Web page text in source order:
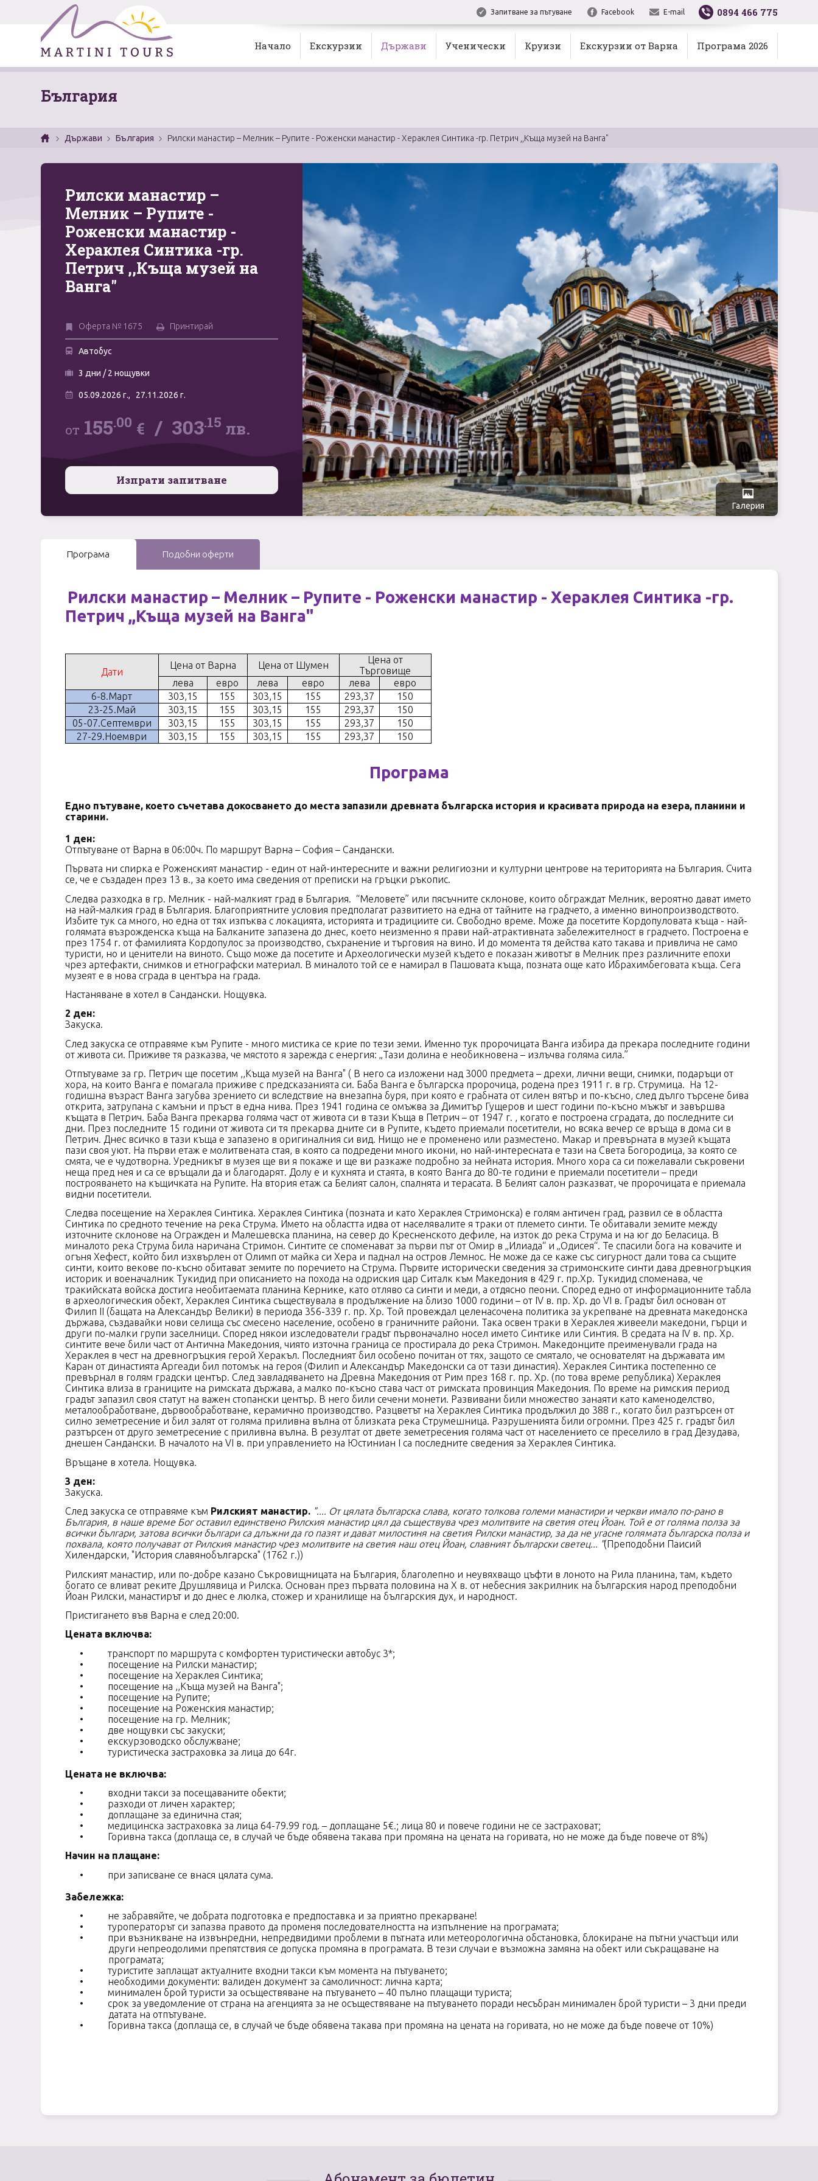
Запитване за пътуване Facebook E-mail 0894 466 775
Начало Екскурзии Държави Ученически Круизи Екскурзии от Варна Програма 2026
България
Държави България Рилски манастир – Мелник – Рупите - Роженски манастир - Хераклея Синтика -гр. Петрич ,,Къща музей на Ванга"
Рилски манастир –
Мелник – Рупите -
Роженски манастир -
Хераклея Синтика -гр.
Петрич ,,Къща музей на
Ванга"
Оферта № 1675 Принтирай
Автобус
3 дни / 2 нощувки
05.09.2026 г., 27.11.2026 г.
от 155.00 € / 303.15 лв.
Изпрати запитване
Галерия
Програма Подобни оферти
Рилски манастир – Мелник – Рупите - Роженски манастир - Хераклея Синтика -гр.
Петрич ,,Къща музей на Ванга"
Дати
Цена от Варна Цена от Шумен
Цена от
Търговище
лева
евро лева евро лева
евро
6-8.Март
303,15 155 303,15 155 293,37
150
23-25.Май
303,15 155 303,15 155 293,37
150
05-07.Септември
303,15 155 303,15 155 293,37
150
27-29.Ноември
303,15 155 303,15 155 293,37 150
Програма
Едно пътуване, което съчетава докосването до места запазили древната българска история и красивата природа на езера, планини и
старини.
1 ден:
Отпътуване от Варна в 06:00ч. По маршрут Варна – София – Сандански.
Първата ни спирка е Роженският манастир - един от най-интересните и важни религиозни и културни центрове на територията на България. Счита
се, че е създаден през 13 в., за което има сведения от преписки на гръцки ръкопис.
Следва разходка в гр. Мелник - най-малкият град в България. “Меловете” или пясъчните склонове, които обграждат Мелник, вероятно дават името
на най-малкия град в България. Благоприятните условия предполагат развитието на една от тайните на градчето, а именно винопроизводството.
Избите тук са много, но една от тях изпъква с локацията, историята и традициите си. Свободно време. Може да посетите Кордопуловата къща - най-
голямата възрожденска къща на Балканите запазена до днес, което неизменно я прави най-атрактивната забележителност в градчето. Построена е
през 1754 г. от фамилията Кордопулос за производство, съхранение и търговия на вино. И до момента тя действа като такава и привлича не само
туристи, но и ценители на виното. Също може да посетите и Археологически музей където е показан животът в Мелник през различните епохи
чрез артефакти, снимков и етнографски материал. В миналото той се е намирал в Пашовата къща, позната още като Ибрахимбеговата къща. Сега
музеят е в нова сграда в центъра на града.
Настаняване в хотел в Сандански. Нощувка.
2 ден:
Закуска.
След закуска се отправяме към Рупите - много мистика се крие по тези земи. Именно тук пророчицата Ванга избира да прекара последните години
от живота си. Приживе тя разказва, че мястото я зарежда с енергия: „Тази долина е необикновена – излъчва голяма сила.”
Отпътуваме за гр. Петрич ще посетим ,,Къща музей на Ванга" ( В него са изложени над 3000 предмета – дрехи, лични вещи, снимки, подаръци от
хора, на които Ванга е помагала приживе с предсказанията си. Баба Ванга е българска пророчица, родена през 1911 г. в гр. Струмица. На 12-
годишна възраст Ванга загубва зрението си вследствие на внезапна буря, при която е грабната от силен вятър и по-късно, след дълго търсене бива
открита, затрупана с камъни и пръст в една нива. През 1941 година се омъжва за Димитър Гущеров и шест години по-късно мъжът и завършва
къщата в Петрич. Баба Ванга прекарва голяма част от живота си в тази Къща в Петрич – от 1947 г. , когато е построена сградата, до последните си
дни. През последните 15 години от живота си тя прекарва дните си в Рупите, където приемали посетители, но всяка вечер се връща в дома си в
Петрич. Днес всичко в тази къща е запазено в оригиналния си вид. Нищо не е променено или разместено. Макар и превърната в музей къщата
пази своя уют. На първи етаж е молитвената стая, в която са подредени много икони, но най-интересната е тази на Света Богородица, за която се
смята, че е чудотворна. Уредникът в музея ще ви я покаже и ще ви разкаже подробно за нейната история. Много хора са си пожелавали съкровени
неща пред нея и са се връщали да и благодарят. Долу е и кухнята и стаята, в която Ванга до 80-те години е приемали посетители – преди
построяването на къщичката на Рупите. На втория етаж са Белият салон, спалнята и терасата. В Белият салон разказват, че пророчицата е приемала
видни посетители.
Следва посещение на Хераклея Синтика. Хераклея Синтика (позната и като Хераклея Стримонска) е голям античен град, развил се в областта
Синтика по средното течение на река Струма. Името на областта идва от населявалите я траки от племето синти. Те обитавали земите между
източните склонове на Огражден и Малешевска планина, на север до Кресненското дефиле, на изток до река Струма и на юг до Беласица. В
миналото река Струма била наричана Стримон. Синтите се споменават за първи път от Омир в „Илиада“ и „Одисея“. Те спасили бога на ковачите и
огъня Хефест, който бил изхвърлен от Олимп от майка си Хера и паднал на остров Лемнос. Не може да се каже със сигурност дали това са същите
синти, които векове по-късно обитават земите по поречието на Струма. Първите исторически сведения за стримонските синти дава древногръцкия
историк и военачалник Тукидид при описанието на похода на одриския цар Ситалк към Македония в 429 г. пр.Хр. Тукидид споменава, че
тракийската войска достига необитаемата планина Кернике, като отляво са синти и меди, а отдясно пеони. Според едно от информационните табла
в археологическия обект, Хераклея Синтика съществувала в продължение на близо 1000 години – от IV в. пр. Хр. до VI в. Градът бил основан от
Филип ІІ (бащата на Александър Велики) в периода 356-339 г. пр. Хр. Той провеждал целенасочена политика за укрепване на древната македонска
държава, създавайки нови селища със смесено население, особено в граничните райони. Така освен траки в Хераклея живеели македони, гърци и
други по-малки групи заселници. Според някои изследователи градът първоначално носел името Синтике или Синтия. В средата на ІV в. пр. Хр.
синтите вече били част от Антична Македония, чиято източна граница се простирала до река Стримон. Македонците преименували града на
Хераклея в чест на древногръцкия герой Херакъл. Последният бил особено почитан от тях, защото се смятало, че основателят на държавата им
Каран от династията Аргеади бил потомък на героя (Филип и Александър Македонски са от тази династия). Хераклея Синтика постепенно се
превърнал в голям градски център. След завладяването на Древна Македония от Рим през 168 г. пр. Хр. (по това време република) Хераклея
Синтика влиза в границите на римската държава, а малко по-късно става част от римската провинция Македония. По време на римския период
градът запазил своя статут на важен стопански център. В него били сечени монети. Развивани били множество занаяти като каменоделство,
металообработване, дървообработване, керамично производство. Разцветът на Хераклея Синтика продължил до 388 г., когато бил разтърсен от
силно земетресение и бил залят от голяма приливна вълна от близката река Струмешница. Разрушенията били огромни. През 425 г. градът бил
разтърсен от друго земетресение с приливна вълна. В резултат от двете земетресения голяма част от населението се преселило в град Дезудава,
днешен Сандански. В началото на VІ в. при управлението на Юстиниан І са последните сведения за Хераклея Синтика.
Връщане в хотела. Нощувка.
3 ден:
Закуска.
След закуска се отправяме към Рилският манастир. ".... От цялата българска слава, когато толкова големи манастири и черкви имало по-рано в
България, в наше време Бог оставил единствено Рилския манастир цял да съществува чрез молитвите на светия отец Йоан. Той е от голяма полза за
всички българи, затова всички българи са длъжни да го пазят и дават милостиня на светия Рилски манастир, за да не угасне голямата българска полза и
похвала, която получават от Рилския манастир чрез молитвите на светия наш отец Йоан, славният български светец... "(Преподобни Паисий
Хилендарски, "История славянобългарска" (1762 г.))
Рилският манастир, или по-добре казано Съкровищницата на България, благолепно и неувяхващо цъфти в лоното на Рила планина, там, където
богато се вливат реките Друшлявица и Рилска. Основан през първата половина на Х в. от небесния закрилник на българския народ преподобни
Йоан Рилски, манастирът и до днес е люлка, стожер и хранилище на българския дух, и народност.
Пристигането във Варна е след 20:00.
Цената включва:
•
транспорт по маршрута с комфортен туристически автобус 3*;
•
посещение на Рилски манастир;
•
посещение на Хераклея Синтика;
•
посещение на ,,Къща музей на Ванга";
•
посещение на Рупите;
•
посещение на Роженския манастир;
•
посещение на гр. Мелник;
•
две нощувки със закуски;
•
екскурзоводско обслужване;
•
туристическа застраховка за лица до 64г.
Цената не включва:
•
входни такси за посещаваните обекти;
•
разходи от личен характер;
•
доплащане за единична стая;
•
медицинска застраховка за лица 64-79.99 год. – доплащане 5€.; лица 80 и повече години не се застраховат;
•
Горивна такса (доплаща се, в случай че бъде обявена такава при промяна на цената на горивата, но не може да бъде повече от 8%)
Начин на плащане:
•
при записване се внася цялата сума.
Забележка:
•
не забравяйте, че добрата подготовка е предпоставка и за приятно прекарване!
•
туроператорът си запазва правото да променя последователността на изпълнение на програмата;
•
при възникване на извънредни, непредвидими проблеми в пътната или метеорологична обстановка, блокиране на пътни участъци или
други непреодолими препятствия се допуска промяна в програмата. В тези случаи е възможна замяна на обект или съкращаване на
програмата;
•
туристите заплащат актуалните входни такси към момента на пътуването;
•
необходими документи: валиден документ за самоличност: лична карта;
•
минимален брой туристи за осъществяване на пътуването – 40 пълно плащащи туриста;
•
срок за уведомление от страна на агенцията за не осъществяване на пътуването поради несъбран минимален брой туристи – 3 дни преди
датата на отпътуване.
•
Горивна такса (доплаща се, в случай че бъде обявена такава при промяна на цената на горивата, но не може да бъде повече от 10%)